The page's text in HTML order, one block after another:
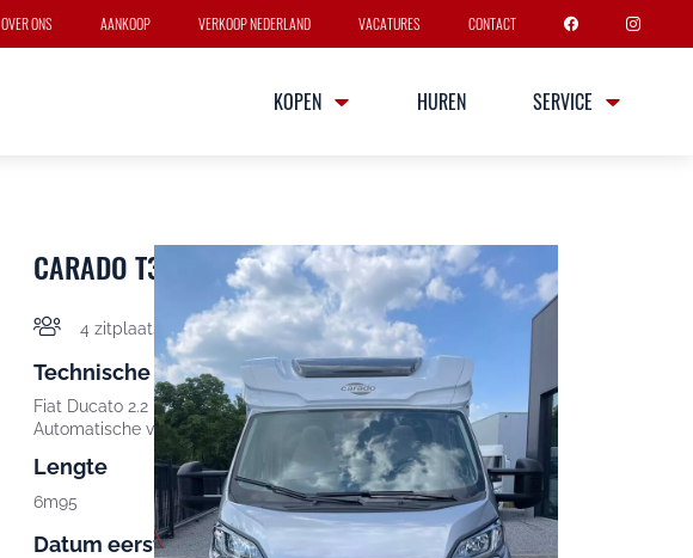
OVER ONS AANKOOP VERKOOP NEDERLAND VACATURES CONTACT
KOPEN HUREN SERVICE
CARADO T338 PRO+
4 zitplaatsen 4 slaapplaatsen
Technische gegevens
Fiat Ducato 2.2 Multijet 140 PK
Automatische versnellingsbak
Lengte
6m95
Breedte
2m32
Hoogte
2m90
Datum eerste inschrijving